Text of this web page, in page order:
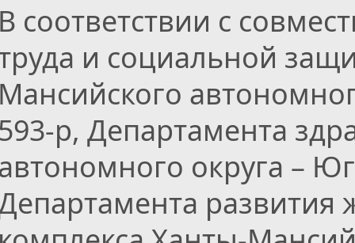
соответствии с
и социальной
р, Департамента
округа –